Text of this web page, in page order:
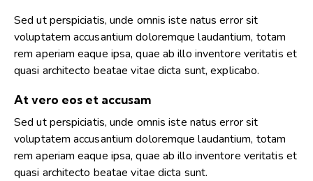
Sed ut perspiciatis, unde omnis iste natus error sit
voluptatem accusantium doloremque laudantium, totam
rem aperiam eaque ipsa, quae ab illo inventore veritatis et
quasi architecto beatae vitae dicta sunt, explicabo.
At vero eos et accusam
Sed ut perspiciatis, unde omnis iste natus error sit
voluptatem accusantium doloremque laudantium, totam
rem aperiam eaque ipsa, quae ab illo inventore veritatis et
quasi architecto beatae vitae dicta sunt.